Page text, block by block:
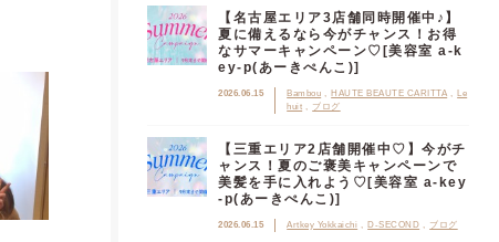
【名古屋エリア3店舗同時開催中♪】
夏に備えるなら今がチャンス！お得
なサマーキャンペーン♡[美容室 a-k
ey-p(あーきぺんこ)]
2026.06.15 Bambou HAUTE BEAUTE CARITTA
Le
huit
ブログ
【三重エリア2店舗開催中♡】今がチ
ャンス！夏のご褒美キャンペーンで
美髪を手に入れよう♡[美容室 a-key
-p(あーきぺんこ)]
2026.06.15 Artkey Yokkaichi D-SECOND ブログ